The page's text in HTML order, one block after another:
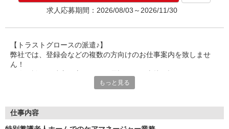
求人応募期間：2026/08/03～2026/11/30
【トラストグロースの派遣♪】
弊社では、登録会などの複数の方向けのお仕事案内を致しませ
ん！
き、スタッフ様の希望を最大限考慮してお仕事のご提案を行って
更に！就業中のフォローアップも万全！企業と求職者のかけ橋に
もっと見る
仕事内容